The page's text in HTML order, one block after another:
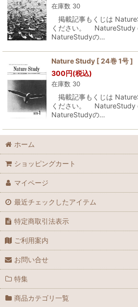
在庫数 30
掲載記事もくじは
ください。
NatureStudyの…
Nature Study [ 24巻 1号 ]
300円(税込)
在庫数 30
掲載記事もくじは
ください。
NatureStudyの…
ホーム
ショッピングカート
マイページ
最近チェックしたアイテム
特定商取引法表示
ご利用案内
お問い合せ
特集
商品カテゴリ一覧